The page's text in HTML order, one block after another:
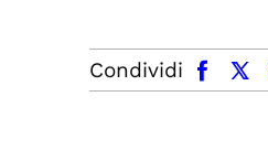
Condividi
facebook x.com